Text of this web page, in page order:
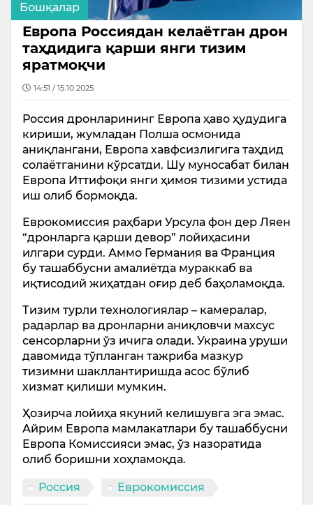
Бошқалар
Европа Россиядан келаётган дрон
таҳдидига қарши янги тизим
яратмоқчи
14:51 / 15.10.2025
Россия дронларининг Европа ҳаво ҳудудига
кириши, жумладан Полша осмонида
аниқлангани, Европа хавфсизлигига таҳдид
солаётганини кўрсатди. Шу муносабат билан
Европа Иттифоқи янги ҳимоя тизими устида
иш олиб бормоқда.
Еврокомиссия раҳбари Урсула фон дер Ляен
“дронларга қарши девор” лойиҳасини
илгари сурди. Аммо Германия ва Франция
бу ташаббусни амалиётда мураккаб ва
иқтисодий жиҳатдан оғир деб баҳоламоқда.
Тизим турли технологиялар – камералар,
радарлар ва дронларни аниқловчи махсус
сенсорларни ўз ичига олади. Украина уруши
давомида тўпланган тажриба мазкур
тизимни шакллантиришда асос бўлиб
хизмат қилиши мумкин.
Ҳозирча лойиҳа якуний келишувга эга эмас.
Айрим Европа мамлакатлари бу ташаббусни
Европа Комиссияси эмас, ўз назоратида
олиб боришни хоҳламоқда.
Россия
Еврокомиссия